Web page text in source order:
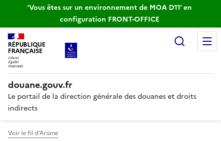
'Vous êtes sur un environnement de MOA D11' en
configuration FRONT-OFFICE
RÉPUBLIQUE
FRANÇAISE
douane.gouv.fr
Le portail de la direction générale des douanes et droits
indirects
Voir le fil d’Ariane